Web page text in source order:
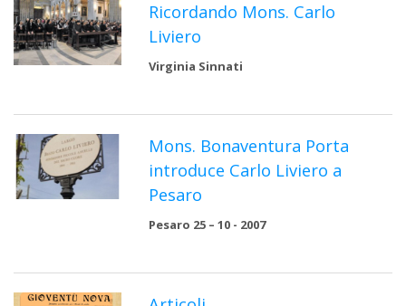
Ricordando Mons. Carlo
Liviero
Virginia Sinnati
Mons. Bonaventura Porta
introduce Carlo Liviero a
Pesaro
Pesaro 25 – 10 - 2007